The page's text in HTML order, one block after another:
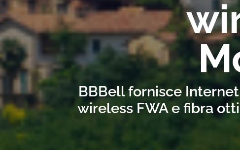
BBBell fornisce
wireless FWA e fibra